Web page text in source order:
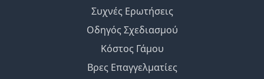
Συχνές Ερωτήσεις
Οδηγός Σχεδιασμού
Κόστος Γάμου
Βρες Επαγγελματίες